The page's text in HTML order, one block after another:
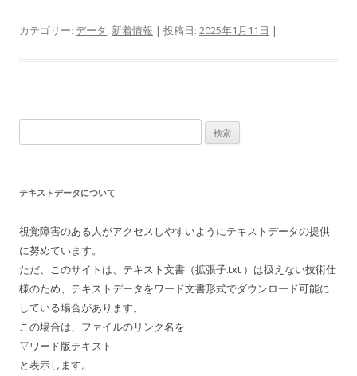
カテゴリー: データ, 新着情報 | 投稿日: 2025年1月11日 |
索:
テキストデータについて
視覚障害のある人がアクセスしやすいようにテキストデータの提供
に努めています。
ただ、このサイトは、テキスト文書（拡張子.txt ）は扱えない技術仕
様のため、テキストデータをワード文書形式でダウンロード可能に
している場合があります。
この場合は、ファイルのリンク名を
▽ワード版テキスト
と表示します。